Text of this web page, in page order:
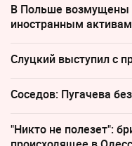
В Польше возмущены
иностранным активам
Слуцкий выступил с
Соседов: Пугачева
"Никто не полезет":